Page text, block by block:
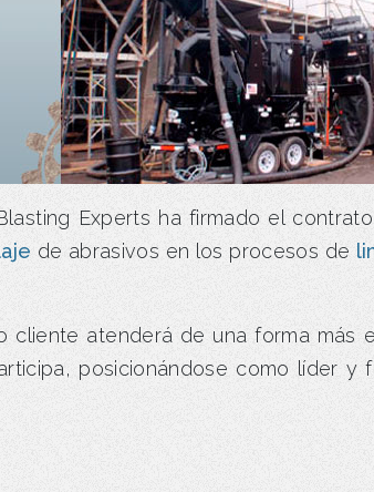
Experts ha firmado el
de abrasivos en los procesos de
cliente atenderá de una forma
posicionándose como líder